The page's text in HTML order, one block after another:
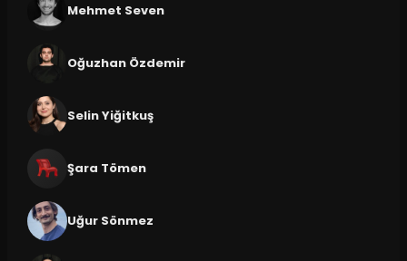
Mehmet Seven
Oğuzhan Özdemir
Selin Yiğitkuş
Şara Tömen
Uğur Sönmez